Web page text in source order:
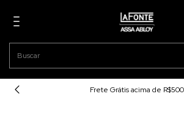
Frete Grátis acima de R$500